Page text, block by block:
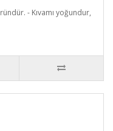
- Kıvamı yoğundur,